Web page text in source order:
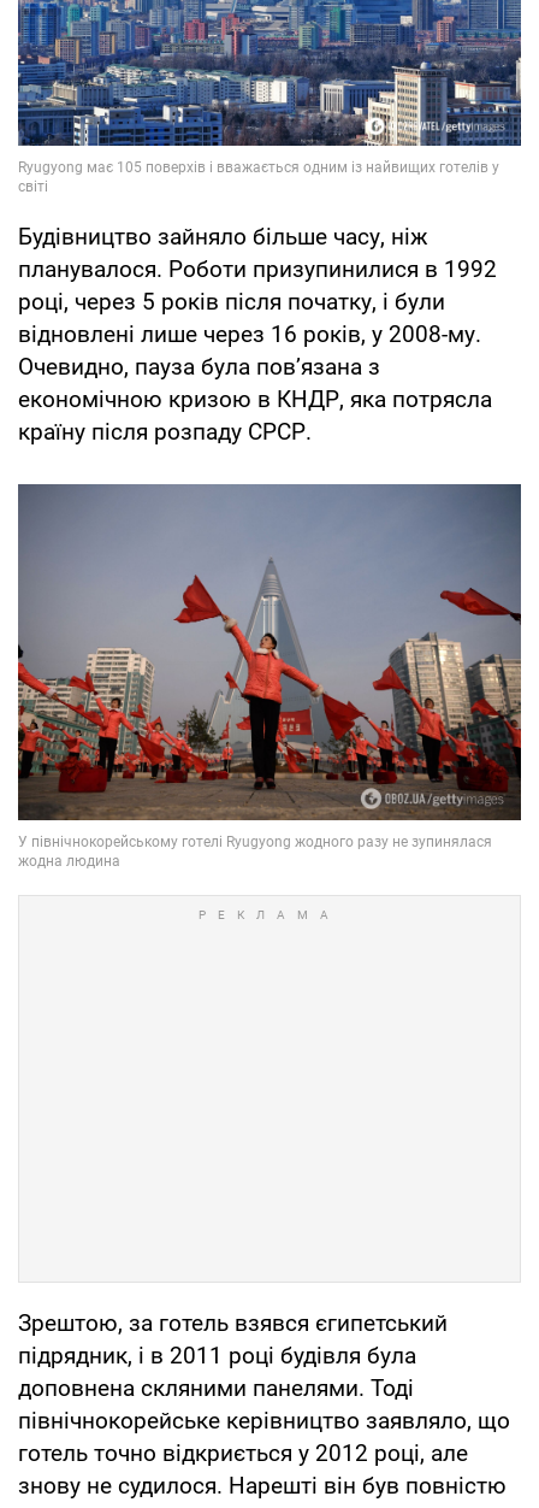
Будівництво зайняло більше часу, ніж
планувалося. Роботи призупинилися в 1992
році, через 5 років після початку, і були
відновлені лише через 16 років, у 2008-му.
Очевидно, пауза була повʼязана з
економічною кризою в КНДР, яка потрясла
країну після розпаду СРСР.
Зрештою, за готель взявся єгипетський
підрядник, і в 2011 році будівля була
доповнена скляними панелями. Тоді
північнокорейське керівництво заявляло, що
готель точно відкриється у 2012 році, але
знову не судилося. Нарешті він був повністю